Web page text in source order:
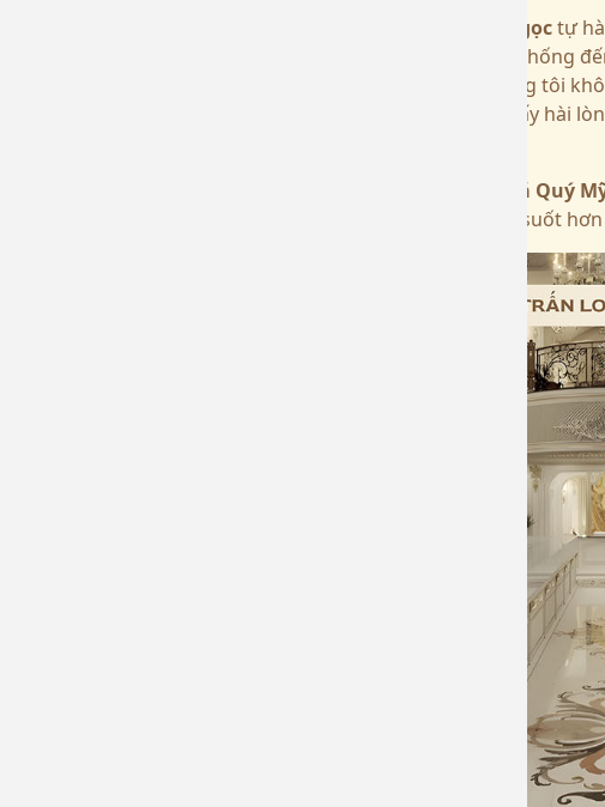
Mỹ Ngọctự
lựa chọn các sản phẩm đa dạng, từ trang sức truyền thống
cao. Với cam kết đặt khách hàng làm trọng tâm, chúng tôi
vấn, chăm sóc tận tình, giúp khách hàng luôn cảm thấy hài
Công Ty TNHH Kinh Doanh Vàng Bạc Đá Quý
dịch vụ – một giá trị mà chúng tôi đã xây dựng trong suốt